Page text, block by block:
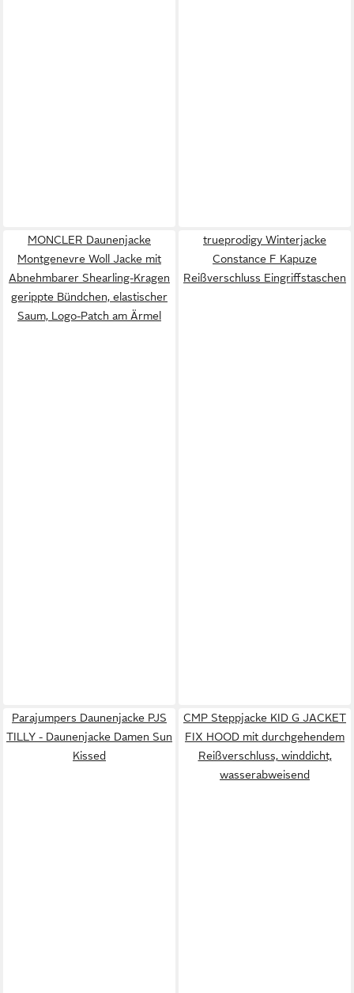
MONCLER Daunenjacke
Montgenevre Woll Jacke mit
Abnehmbarer Shearling-Kragen
gerippte Bündchen, elastischer
Saum, Logo-Patch am Ärmel
trueprodigy Winterjacke
Constance F Kapuze
Reißverschluss Eingriffstaschen
Parajumpers Daunenjacke PJS
TILLY - Daunenjacke Damen Sun
Kissed
CMP Steppjacke KID G JACKET
FIX HOOD mit durchgehendem
Reißverschluss, winddicht,
wasserabweisend